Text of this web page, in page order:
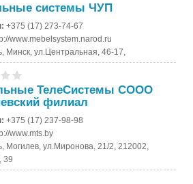
системы ЧУП
+375 (17) 273-74-67
www.mebelsystem.narod.ru
Минск, ул.Центральная, 46-17,
ТелеСистемы СООО
филиал
+375 (17) 237-98-98
www.mts.by
Могилев, ул.Миронова, 21/2, 212002,
39